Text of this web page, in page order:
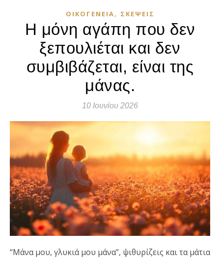
ΟΙΚΟΓΈΝΕΙΑ, ΣΚΈΨΕΙΣ
Η μόνη αγάπη που δεν
ξεπουλιέται και δεν
συμβιβάζεται, είναι της
μάνας.
10 Ιουνίου 2026
“Μάνα μου, γλυκιά μου μάνα”, ψιθυρίζεις και τα μάτια